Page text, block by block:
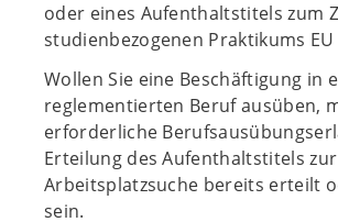
oder eines Aufenthaltstitels zum
studienbezogenen Praktikums
Wollen Sie eine Beschäftigung in
reglementierten Beruf ausüben,
erforderliche
Erteilung des Aufenthaltstitels zur
Arbeitsplatzsuche bereits erteilt
sein.